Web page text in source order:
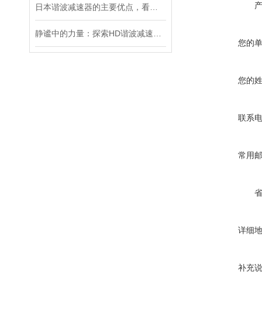
您的
您的
联系
常用
详细
补充